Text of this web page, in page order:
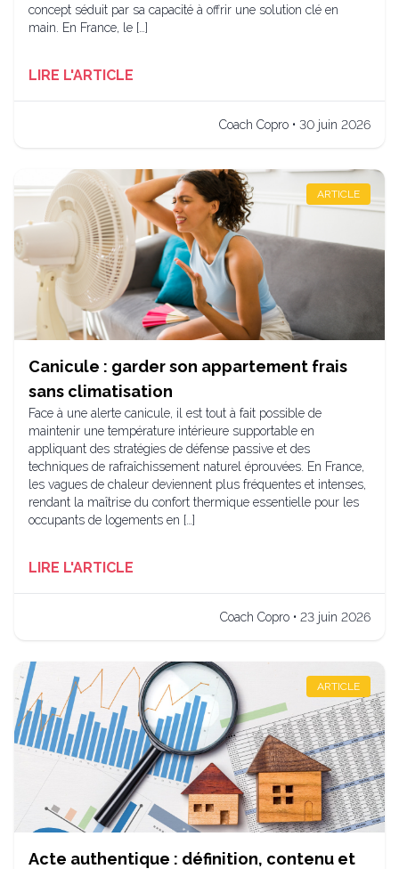
concept séduit par sa capacité à offrir une solution clé en
main. En France, le […]
LIRE L'ARTICLE
Coach Copro • 30 juin 2026
ARTICLE
Canicule : garder son appartement frais
sans climatisation
Face à une alerte canicule, il est tout à fait possible de
maintenir une température intérieure supportable en
appliquant des stratégies de défense passive et des
techniques de rafraîchissement naturel éprouvées. En France,
les vagues de chaleur deviennent plus fréquentes et intenses,
rendant la maîtrise du confort thermique essentielle pour les
occupants de logements en […]
LIRE L'ARTICLE
Coach Copro • 23 juin 2026
ARTICLE
Acte authentique : définition, contenu et